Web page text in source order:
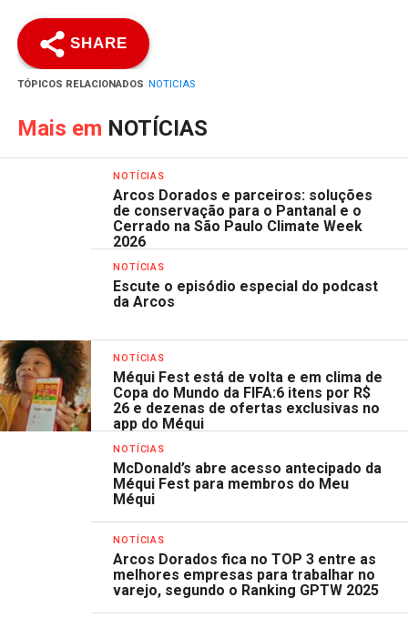
SHARE
TÓPICOS RELACIONADOS NOTICIAS
Mais em NOTÍCIAS
NOTÍCIAS
Arcos Dorados e parceiros: soluções
de conservação para o Pantanal e o
Cerrado na São Paulo Climate Week
2026
NOTÍCIAS
Escute o episódio especial do podcast
da Arcos
NOTÍCIAS
Méqui Fest está de volta e em clima de
Copa do Mundo da FIFA:6 itens por R$
26 e dezenas de ofertas exclusivas no
app do Méqui
NOTÍCIAS
McDonald’s abre acesso antecipado da
Méqui Fest para membros do Meu
Méqui
NOTÍCIAS
Arcos Dorados fica no TOP 3 entre as
melhores empresas para trabalhar no
varejo, segundo o Ranking GPTW 2025